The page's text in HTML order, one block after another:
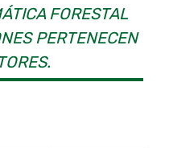
FORESTAL
PERTENECEN